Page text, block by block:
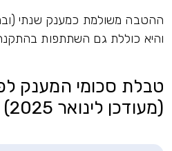
ההטבה משולמת כמענק שנתי
והיא כוללת גם השתתפות
טבלת סכומי המענק
(מעודכן לינואר 2025)